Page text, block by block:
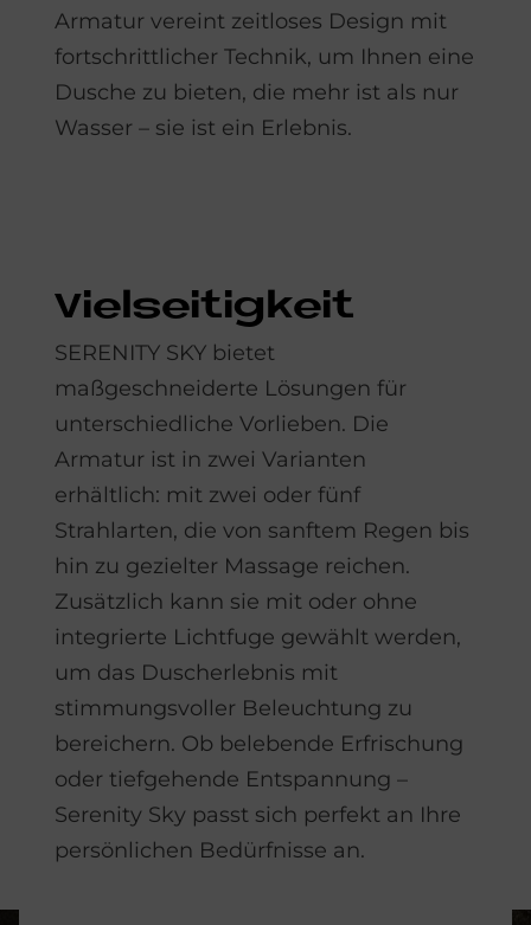
Armatur vereint zeitloses Design mit
fortschrittlicher Technik, um Ihnen eine
Dusche zu bieten, die mehr ist als nur
Wasser – sie ist ein Erlebnis.
Viel­sei­tig­keit
SERENITY SKY bietet
maßgeschneiderte Lösungen für
unterschiedliche Vorlieben. Die
Armatur ist in zwei Varianten
erhältlich: mit zwei oder fünf
Strahlarten, die von sanftem Regen bis
hin zu gezielter Massage reichen.
Zusätzlich kann sie mit oder ohne
integrierte Lichtfuge gewählt werden,
um das Duscherlebnis mit
stimmungsvoller Beleuchtung zu
bereichern. Ob belebende Erfrischung
oder tiefgehende Entspannung –
Serenity Sky passt sich perfekt an Ihre
persönlichen Bedürfnisse an.